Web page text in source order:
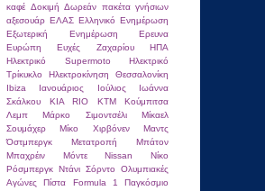
καφέ Δοκιμή Δωρεάν πακέτα γνήσιων
αξεσουάρ ΕΛΑΣ Ελληνικό Ενημέρωση
Εξωτερική Ενημέρωση
Ερευνα
Ευρώπη
Ευχές Ζαχαρίου
ΗΠΑ
Ηλεκτρικό Supermoto
Ηλεκτρικό
Τρίκυκλο
Ηλεκτροκίνηση
Θεσσαλονίκη
Ιbiza
Ιανουάριος Ιούλιος
Ιωάννα
Σκάλκου
ΚΙΑ RIO ΚΤΜ
Κούμπιτσα
Λεμπ
Μάρκο Σιμοντσέλι
Μίκαελ
Σουμάχερ
Μίκο Χιρβόνεν
Μαντς
Όστμπεργκ
Μετατροπή
Μπάτον
Μπαχρέιν
Μόντε Νissan
Νίκο
Ρόσμπεργκ Ντάνι Σόρντο
Ολυμπιακές
Αγώνες
Πίστα Formula 1
Παγκόσμιο